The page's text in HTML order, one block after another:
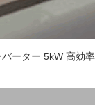
ーター 5kW 高効